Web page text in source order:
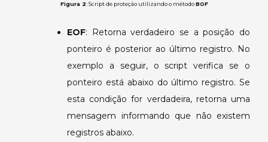
Figura 2: Script de proteção utilizando o métodoBOF
EOF: Retorna verdadeiro se a posição do
ponteiro é posterior ao último registro. No
exemplo a seguir, o script verifica se o
ponteiro está abaixo do último registro. Se
esta condição for verdadeira, retorna uma
mensagem informando que não existem
registros abaixo.